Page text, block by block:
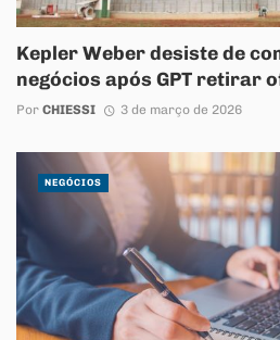
Kepler Weber desiste de
negócios após GPT retirar
Por CHIESSI 3 de março de 2026
NEGÓCIOS